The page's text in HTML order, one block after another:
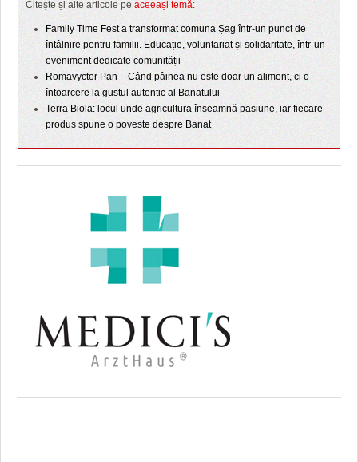
Citește și alte articole pe aceeași temă:
Family Time Fest a transformat comuna Șag într-un punct de
întâlnire pentru familii. Educație, voluntariat și solidaritate, într-un
eveniment dedicate comunității
Romavyctor Pan – Când pâinea nu este doar un aliment, ci o
întoarcere la gustul autentic al Banatului
Terra Biola: locul unde agricultura înseamnă pasiune, iar fiecare
produs spune o poveste despre Banat